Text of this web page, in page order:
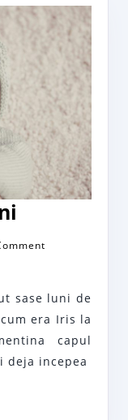
2
luni
sase luni de
era Iris la
capul
deja incepea